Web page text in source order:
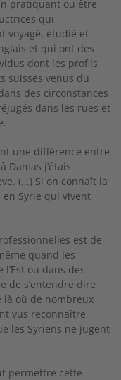
pratiquant ou être
qui
voyagé, étudié et
et qui ont des
dont les profils
suisses venus du
des circonstances
dans les rues et
une différence entre
Damas j’étais
(...) Si on connaît la
Syrie qui vivent
est de
quand les
ou dans des
de s’entendre dire
là où de nombreux
vus reconnaître
les Syriens ne jugent
permettre cette